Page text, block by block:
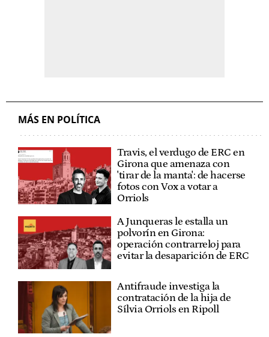
MÁS EN POLÍTICA
Travis, el verdugo de ERC en
Girona que amenaza con
'tirar de la manta': de hacerse
fotos con Vox a votar a
Orriols
A Junqueras le estalla un
polvorín en Girona:
operación contrarreloj para
evitar la desaparición de ERC
Antifraude investiga la
contratación de la hija de
Sílvia Orriols en Ripoll